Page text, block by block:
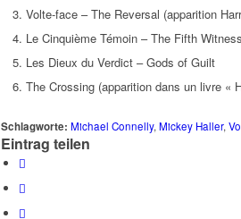
Volte-face – The Reversal (apparition
Le Cinquième Témoin – The Fifth Witness
Les Dieux du Verdict – Gods of Guilt
The Crossing (apparition dans un livre «
Schlagworte: Michael Connelly, Mickey Haller,
Eintrag teilen